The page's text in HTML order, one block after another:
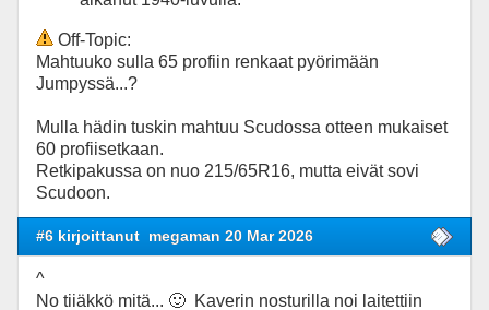
Off-Topic:
Mahtuuko sulla 65 profiin renkaat pyörimään
Jumpyssä...?
Mulla hädin tuskin mahtuu Scudossa otteen mukaiset
60 profiisetkaan.
Retkipakussa on nuo 215/65R16, mutta eivät sovi
Scudoon.
#6 kirjoittanut megaman 20 Mar 2026
^
No tiiäkkö mitä... 🙂 Kaverin nosturilla noi laitettiin